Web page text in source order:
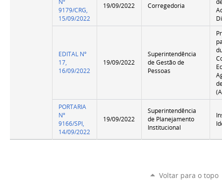
Nº
9179/CRG,
15/09/2022
19/09/2022 Corregedoria
EDITAL Nº
17,
16/09/2022
19/09/2022
Superintendência
de Gestão de
Pessoas
PORTARIA
Nº
9166/SPI,
14/09/2022
19/09/2022
Superintendência
de Planejamento
Institucional
Voltar para o topo